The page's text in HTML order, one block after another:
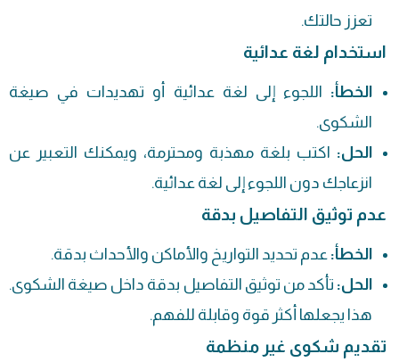
تعزز حالتك.
استخدام لغة عدائية
الخطأ: اللجوء إلى لغة عدائية أو تهديدات في صيغة
الشكوى.
الحل: اكتب بلغة مهذبة ومحترمة، ويمكنك التعبير عن
انزعاجك دون اللجوء إلى لغة عدائية.
عدم توثيق التفاصيل بدقة
الخطأ: عدم تحديد التواريخ والأماكن والأحداث بدقة.
الحل: تأكد من توثيق التفاصيل بدقة داخل صيغة الشكوى.
هذا يجعلها أكثر قوة وقابلة للفهم.
تقديم شكوى غير منظمة